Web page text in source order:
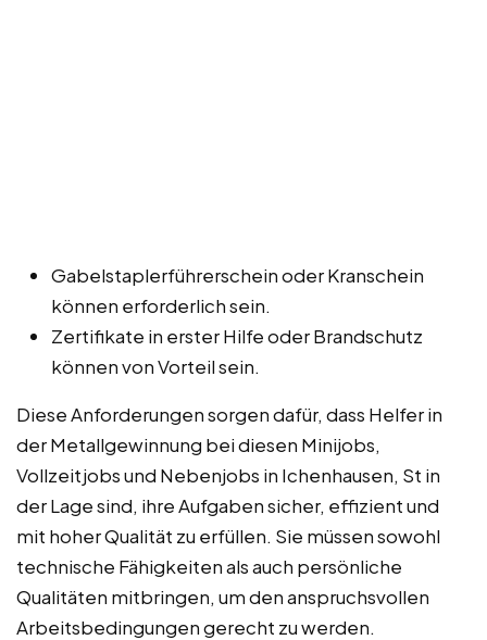
Gabelstaplerführerschein oder Kranschein
können erforderlich sein.
Zertifikate in erster Hilfe oder Brandschutz
können von Vorteil sein.
Diese Anforderungen sorgen dafür, dass Helfer in
der Metallgewinnung bei diesen Minijobs,
Vollzeitjobs und Nebenjobs in Ichenhausen, St in
der Lage sind, ihre Aufgaben sicher, effizient und
mit hoher Qualität zu erfüllen. Sie müssen sowohl
technische Fähigkeiten als auch persönliche
Qualitäten mitbringen, um den anspruchsvollen
Arbeitsbedingungen gerecht zu werden.